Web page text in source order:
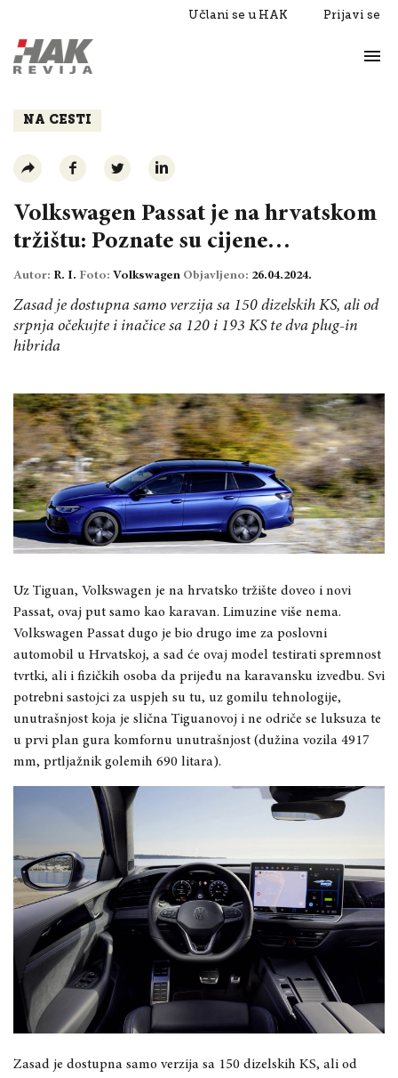
Učlani se u HAK Prijavi se
Razgovori
NA CESTI
Volkswagen Passat je na hrvatskom
tržištu: Poznate su cijene…
Autor: R. I. Foto: Volkswagen Objavljeno: 26.04.2024.
Zasad je dostupna samo verzija sa 150 dizelskih KS, ali od
srpnja očekujte i inačice sa 120 i 193 KS te dva plug-in
hibrida
Uz Tiguan, Volkswagen je na hrvatsko tržište doveo i novi
Passat, ovaj put samo kao karavan. Limuzine više nema.
Volkswagen Passat dugo je bio drugo ime za poslovni
automobil u Hrvatskoj, a sad će ovaj model testirati spremnost
tvrtki, ali i fizičkih osoba da prijeđu na karavansku izvedbu. Svi
potrebni sastojci za uspjeh su tu, uz gomilu tehnologije,
unutrašnjost koja je slična Tiguanovoj i ne odriče se luksuza te
u prvi plan gura komfornu unutrašnjost (dužina vozila 4917
mm, prtljažnik golemih 690 litara).
Zasad je dostupna samo verzija sa 150 dizelskih KS, ali od